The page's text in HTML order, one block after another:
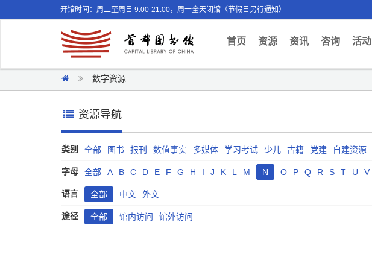
开馆时间：周二至周日 9:00-21:00，周一全天闭馆（节假日另行通知）
首页(current)
资源 资讯 咨询 活动
数字资源
资源导航
类别 全部 图书 报刊 数值事实 多媒体 学习考试 少儿 古籍 党建 自建资源
字母 全部 A B C D E F G H I J K L M N O P Q R S T U V
语言 全部 中文 外文
途径 全部 馆内访问 馆外访问